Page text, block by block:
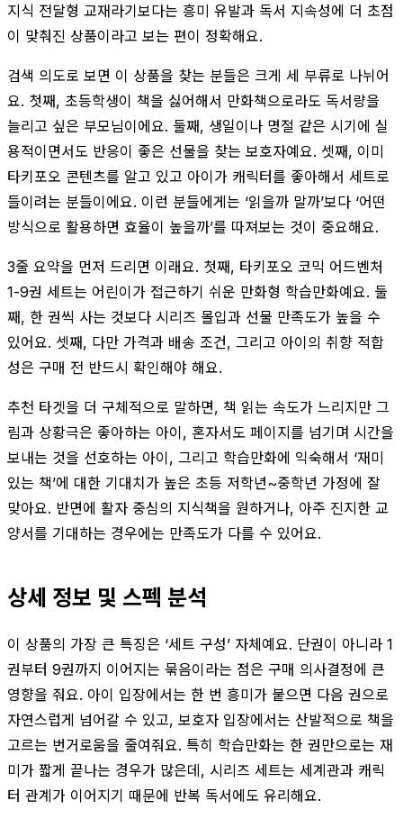
지식 전달형 교재라기보다는 흥미 유발과 독서 지속성에 더 초점
이 맞춰진 상품이라고 보는 편이 정확해요.
검색 의도로 보면 이 상품을 찾는 분들은 크게 세 부류로 나뉘어
요. 첫째, 초등학생이 책을 싫어해서 만화책으로라도 독서량을
늘리고 싶은 부모님이에요. 둘째, 생일이나 명절 같은 시기에 실
용적이면서도 반응이 좋은 선물을 찾는 보호자예요. 셋째, 이미
타키포오 콘텐츠를 알고 있고 아이가 캐릭터를 좋아해서 세트로
들이려는 분들이에요. 이런 분들에게는 ‘읽을까 말까’보다 ‘어떤
방식으로 활용하면 효율이 높을까’를 따져보는 것이 중요해요.
3줄 요약을 먼저 드리면 이래요. 첫째, 타키포오 코믹 어드벤처
1-9권 세트는 어린이가 접근하기 쉬운 만화형 학습만화예요. 둘
째, 한 권씩 사는 것보다 시리즈 몰입과 선물 만족도가 높을 수
있어요. 셋째, 다만 가격과 배송 조건, 그리고 아이의 취향 적합
성은 구매 전 반드시 확인해야 해요.
추천 타겟을 더 구체적으로 말하면, 책 읽는 속도가 느리지만 그
림과 상황극은 좋아하는 아이, 혼자서도 페이지를 넘기며 시간을
보내는 것을 선호하는 아이, 그리고 학습만화에 익숙해서 ‘재미
있는 책’에 대한 기대치가 높은 초등 저학년~중학년 가정에 잘
맞아요. 반면에 활자 중심의 지식책을 원하거나, 아주 진지한 교
양서를 기대하는 경우에는 만족도가 다를 수 있어요.
상세 정보 및 스펙 분석
이 상품의 가장 큰 특징은 ‘세트 구성’ 자체예요. 단권이 아니라 1
권부터 9권까지 이어지는 묶음이라는 점은 구매 의사결정에 큰
영향을 줘요. 아이 입장에서는 한 번 흥미가 붙으면 다음 권으로
자연스럽게 넘어갈 수 있고, 보호자 입장에서는 산발적으로 책을
고르는 번거로움을 줄여줘요. 특히 학습만화는 한 권만으로는 재
미가 짧게 끝나는 경우가 많은데, 시리즈 세트는 세계관과 캐릭
터 관계가 이어지기 때문에 반복 독서에도 유리해요.